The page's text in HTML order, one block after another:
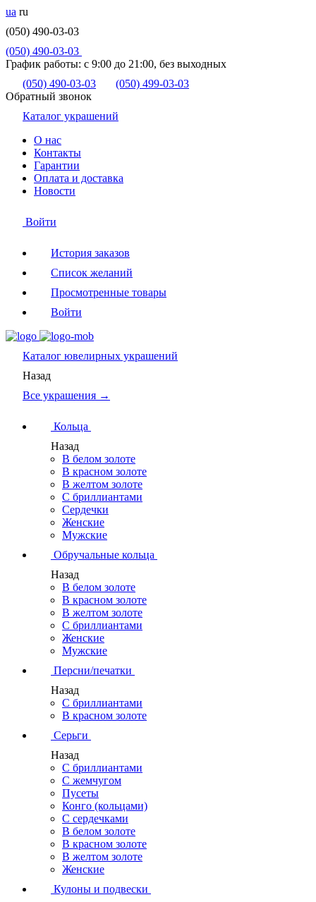
ua ru
(050) 490-03-03
(050) 490-03-03
График работы: с 9:00 до 21:00, без выходных
(050) 490-03-03
(050) 499-03-03
Обратный звонок
Каталог украшений
О нас
Контакты
Гарантии
Оплата и доставка
Новости
Войти
История заказов
Список желаний
Просмотренные товары
Войти
Каталог ювелирных украшений
Назад
Все украшения →
Кольца
Назад
В белом золоте
В красном золоте
В желтом золоте
С бриллиантами
Сердечки
Женские
Мужские
Обручальные кольца
Назад
В белом золоте
В красном золоте
В желтом золоте
С бриллиантами
Женские
Мужские
Персни/печатки
Назад
С бриллиантами
В красном золоте
Серьги
Назад
С бриллиантами
С жемчугом
Пусеты
Конго (кольцами)
С сердечками
В белом золоте
В красном золоте
В желтом золоте
Женские
Кулоны и подвески